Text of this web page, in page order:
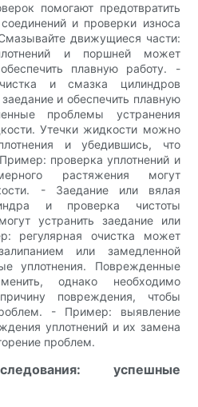
помогают предотвратить
и проверки износа
движущиеся части:
и поршней может
плавную работу. -
и смазка цилиндров
и обеспечить плавную
проблемы устранения
Утечки жидкости можно
и убедившись, что
проверка уплотнений и
растяжения могут
- Заедание или вялая
и проверка чистоты
устранить заедание или
регулярная очистка может
или замедленной
уплотнения. Поврежденные
однако необходимо
повреждения, чтобы
- Пример: выявление
уплотнений и их замена
проблем.
успешные